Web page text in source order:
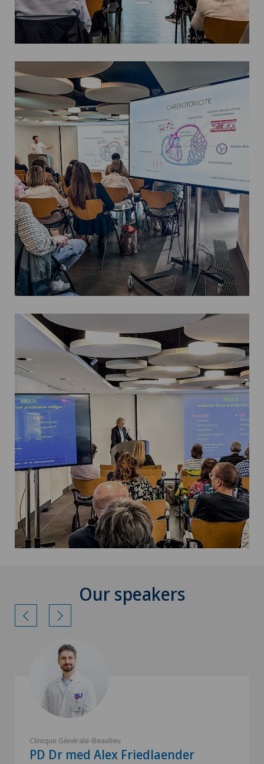
Our speakers
Clinique Générale-Beaulieu
PD Dr med Alex Friedlaender